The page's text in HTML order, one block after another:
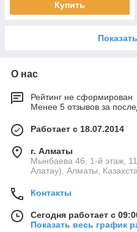
Купить
О нас
Рейтинг не сформирован
Менее 5 отзывов за
Работает с 18.07.2014
г. Алматы
Мынбаева 46, 1-й этаж,
Алатау), Алматы,
Контакты
Сегодня работает с
Показать весь график